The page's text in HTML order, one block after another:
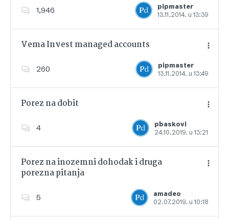
1,946
pipmaster
13.11.2014. u 13:39
Dodajte u favorite
Vema Invest managed accounts
260
pipmaster
13.11.2014. u 13:49
Dodajte u favorite
Porez na dobit
4
pbaskovi
24.10.2019. u 13:21
Dodajte u favorite
Porez na inozemni dohodak i druga
porezna pitanja
5
amadeo
02.07.2019. u 10:18
Dodajte u favorite